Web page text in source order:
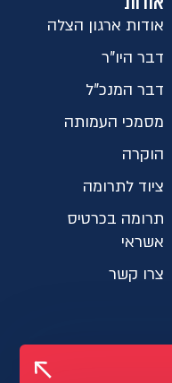
אודות ארגון הצלה
דבר היו"ר
דבר המנכ"ל
מסמכי העמותה
הוקרה
ציוד לתרומה
תרומה בכרטיס
אשראי
צרו קשר